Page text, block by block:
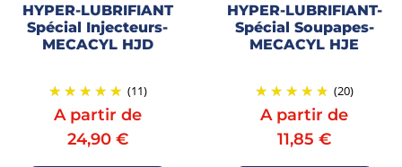
HYPER-LUBRIFIANT
Spécial Injecteurs-
MECACYL HJD
(11)
A partir de
24,90 €
HYPER-LUBRIFIANT-
Spécial Soupapes-
MECACYL HJE
(20)
A partir de
11,85€